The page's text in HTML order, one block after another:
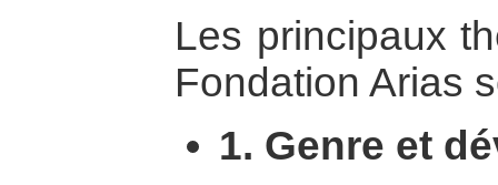
Les principaux
Fondation Arias
1. Genre et